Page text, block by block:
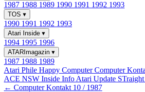
1987 1988 1989 1990 1991 1992 1993
TOS ▾
1990 1991 1992 1993
Atari Inside ▾
1994 1995 1996
ATARImagazin ▾
1987 1988 1989
Atari Phile Happy ComputerComputer
ACE NSW Inside Info Atari Update
← Computer Kontakt 10 / 1987